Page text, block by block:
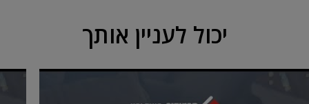
יכול לעניין אותך